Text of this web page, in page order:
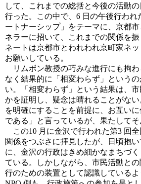
して、これまでの総括と今後の活動
行った。この中で、6 日の午後行わ
ートナーシップ」をテーマに、京都
ネラーに招いて、これまでの関係を
ネートは京都市とわれわれ京町家ネ
お願いしている。
リムボン教授の巧みな進行にも拘
なく結果的に「相変わらず」という
い。「相変わらず」という結果は、
かを証明し、疑念は晴れることがな
を明確にすることを前提に、お互い
である」と言っているが、果たして
この10 月に金沢で行われた第3 回
関係をつぶさに拝見したが、日頃抱
に、金沢の行政はきめ細かなまちづ
ている。しかしながら、市民活動と
行のための装置として認識しているよ